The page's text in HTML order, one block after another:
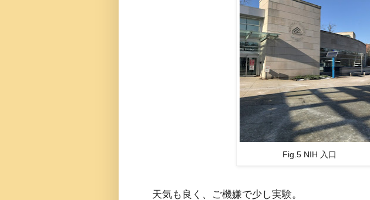
Fig.5 NIH 入口
天気も良く、ご機嫌で少し実験。